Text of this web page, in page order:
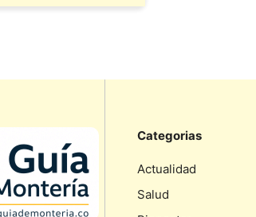
Categorias
Actualidad
Salud